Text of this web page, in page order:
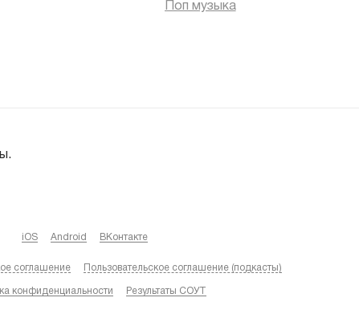
Поп музыка
iOS Android ВКонтакте
соглашение Пользовательское соглашение (подкасты)
конфиденциальности Результаты СОУТ